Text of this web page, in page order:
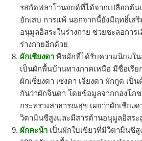
รสกัดฟลาโวนอยด์ที่ได้จากเปลือกต้น
อักเสบ การแพ้ นอกจากนี้ยังมีฤทธิ์เ
อนุมูลอิสระในร่างกาย ช่วยชะลอการ
ร่างกายอีกด้วย
ผักเชียงดา พืชผักที่ได้รับความนิยมใน
เป็นผักพื้นบ้านทางภาคเหนือ มีชื่อเรีย
ผักเซี่ยงดา เซ่งดา เจียงดา ผักกูด เป็
กันว่าผักจินดา โดยข้อมูลจากกองโภ
กระทรวงสาธารณสุข เผยว่าผักเชียง
วิตามินซีสูงและมีสารต้านอนุมูลอิสระ
ผักคะน้า เป็นผักใบเขียวที่มีวิตามินซีสู